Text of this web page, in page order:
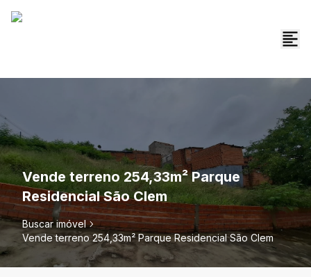
Vende terreno 254,33m² Parque
Residencial São Clem
Buscar imóvel
Vende terreno 254,33m² Parque Residencial São Clem